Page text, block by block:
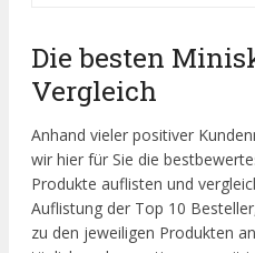
Die besten
Vergleich
Anhand vieler positiver
wir hier für Sie die
Produkte auflisten und
Auflistung der Top 10
zu den jeweiligen Produkten